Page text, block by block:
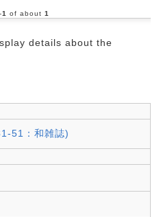
-1 of about 1
details about the
51：和雑誌)